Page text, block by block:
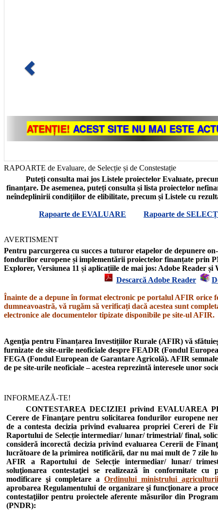
RAPOARTE de Evaluare, de Selecție și de Constestație
Puteți consulta mai jos Listele proiectelor Evaluate,
finanțare. De asemenea, puteți consulta și lista proiectelor
neîndeplinirii condițiilor de elibilitate, precum și Listele cu
Rapoarte de EVALUARE Rapoarte de
AVERTISMENT
Pentru parcurgerea cu succes a tuturor etapelor de depunere
fondurilor europene și implementării proiectelor finanțate prin
Explorer, Versiunea 11 și aplicațiile de mai jos: Adobe Reader și
Descarcă Adobe Reader
Înainte de a depune în format electronic pe portalul AFIR orice
dumneavoastră, vă rugăm să verificați dacă acestea sunt
electronice ale documentelor tipizate disponibile pe site-ul AFIR.
Agenţia pentru Finanțarea Investițiilor Rurale (AFIR) vă
furnizate de site-urile neoficiale despre FEADR (Fondul
FEGA (Fondul European de Garantare Agricolă). AFIR
de pe site-urile neoficiale – acestea reprezintă interesele unor
INFORMEAZĂ-TE!
CONTESTAREA DECIZIEI privind EVALUAREA
Cerere de Finanţare pentru solicitarea fondurilor europene
de a contesta decizia privind evaluarea propriei Cereri de
Raportului de Selecție intermediar/ lunar/ trimestrial/ final,
consideră incorectă decizia privind evaluarea Cererii de
lucrătoare de la primirea notificării, dar nu mai mult de 7 zile
AFIR a Raportului de Selecție intermediar/ lunar/
soluţionarea contestaţiei se realizează în conformitate cu
modificare şi completare a Ordinului ministrului
aprobarea Regulamentului de organizare şi funcţionare a
contestaţiilor pentru proiectele aferente măsurilor din
(PNDR):